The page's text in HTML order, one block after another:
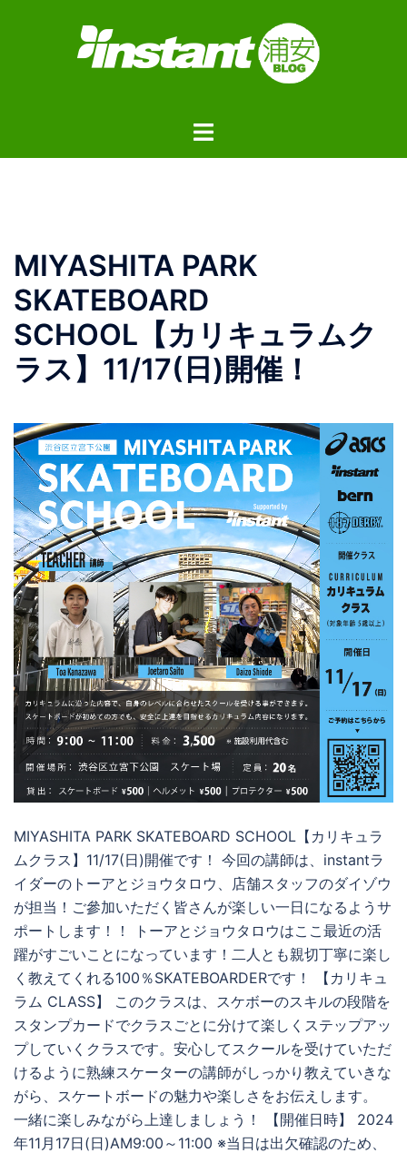
ト
ー
MIYASHITA PARK
SKATEBOARD
SCHOOL【カリキュラムク
ラス】11/17(日)開催！
MIYASHITA PARK SKATEBOARD SCHOOL【カリキュラ
ムクラス】11/17(日)開催です！ 今回の講師は、instantラ
イダーのトーアとジョウタロウ、店舗スタッフのダイゾウ
が担当！ご參加いただく皆さんが楽しい一日になるようサ
ポートします！！ トーアとジョウタロウはここ最近の活
躍がすごいことになっています！二人とも親切丁寧に楽し
く教えてくれる100％SKATEBOARDERです！ 【カリキュ
ラム CLASS】 このクラスは、スケボーのスキルの段階を
スタンプカードでクラスごとに分けて楽しくステップアッ
プしていくクラスです。安心してスクールを受けていただ
けるように熟練スケーターの講師がしっかり教えていきな
がら、スケートボードの魅力や楽しさをお伝えします。
一緒に楽しみながら上達しましょう！ 【開催日時】 2024
年11月17日(日)AM9:00～11:00 ※当日は出欠確認のため、